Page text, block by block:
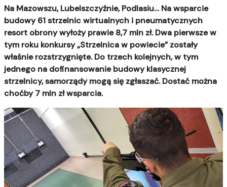
Na Mazowszu, Lubelszczyźnie, Podlasiu… Na wsparcie
budowy 61 strzelnic wirtualnych i pneumatycznych
resort obrony wyłoży prawie 8,7 mln zł. Dwa pierwsze w
tym roku konkursy „Strzelnica w powiecie” zostały
właśnie rozstrzygnięte. Do trzech kolejnych, w tym
jednego na dofinansowanie budowy klasycznej
strzelnicy, samorządy mogą się zgłaszać. Dostać można
choćby 7 mln zł wsparcia.